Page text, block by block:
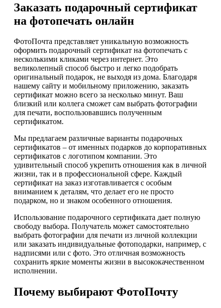
Заказать подарочный сертификат
на фотопечать онлайн
ФотоПочта представляет уникальную возможность
оформить подарочный сертификат на фотопечать с
несколькими кликами через интернет. Это
великолепный способ быстро и легко подобрать
оригинальный подарок, не выходя из дома. Благодаря
нашему сайту и мобильному приложению, заказать
сертификат можно всего за несколько минут. Ваш
близкий или коллега сможет сам выбрать фотографии
для печати, воспользовавшись полученным
сертификатом.
Мы предлагаем различные варианты подарочных
сертификатов – от именных подарков до корпоративных
сертификатов с логотипом компании. Это
удивительный способ укрепить отношения как в личной
жизни, так и в профессиональной сфере. Каждый
сертификат на заказ изготавливается с особым
вниманием к деталям, что делает его не просто
подарком, но и знаком особенного отношения.
Использование подарочного сертификата дает полную
свободу выбора. Получатель может самостоятельно
выбрать фотографии для печати из личной коллекции
или заказать индивидуальные фотоподарки, например, с
надписями или с фото. Это отличная возможность
сохранить яркие моменты жизни в высококачественном
исполнении.
Почему выбирают ФотоПочту